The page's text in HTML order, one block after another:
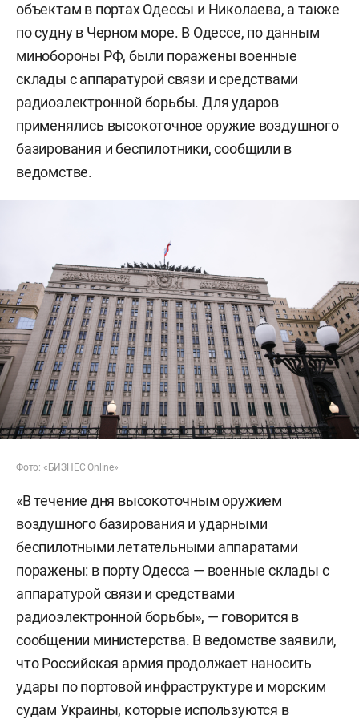
объектам в портах Одессы и Николаева, а также
по судну в Черном море. В Одессе, по данным
минобороны РФ, были поражены военные
склады с аппаратурой связи и средствами
радиоэлектронной борьбы. Для ударов
применялись высокоточное оружие воздушного
базирования и беспилотники,сообщили в
ведомстве.
Фото: «БИЗНЕС Online»
«В течение дня высокоточным оружием
воздушного базирования и ударными
беспилотными летательными аппаратами
поражены: в порту Одесса — военные склады с
аппаратурой связи и средствами
радиоэлектронной борьбы», — говорится в
сообщении министерства. В ведомстве заявили,
что Российская армия продолжает наносить
удары по портовой инфраструктуре и морским
судам Украины, которые используются в